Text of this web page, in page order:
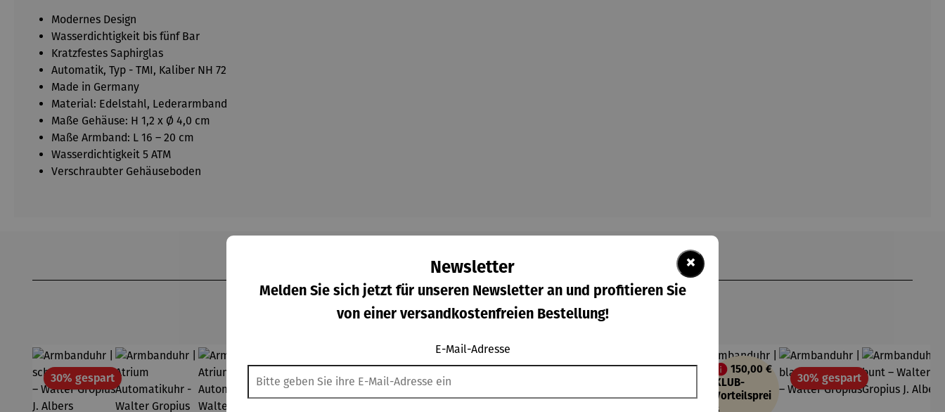
Modernes Design
Wasserdichtigkeit bis fünf Bar
Kratzfestes Saphirglas
Automatik, Typ - TMI, Kaliber NH 72
Made in Germany
Material: Edelstahl, Lederarmband
Maße Gehäuse: H 1,2 x Ø 4,0 cm
Maße Armband: L 16 – 20 cm
Wasserdichtigkeit 5 ATM
Verschraubter Gehäuseboden
Kunden kauften auch
30% gespartRabatt 30% gespartRabatt Rabatt
150,00 €
KLUB-
Vorteilsprei
30% gespartRabatt
×
Newsletter
Melden Sie sich jetzt für unseren Newsletter an und profitieren Sie
von einer versandkostenfreien Bestellung!
E-Mail-Adresse